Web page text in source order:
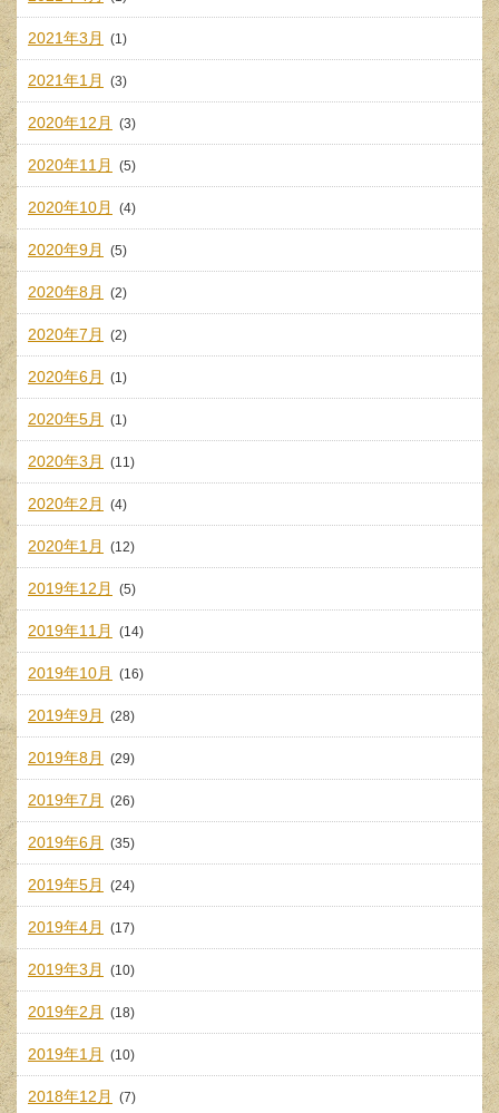
2021年3月 (1)
2021年1月 (3)
2020年12月 (3)
2020年11月 (5)
2020年10月 (4)
2020年9月 (5)
2020年8月 (2)
2020年7月 (2)
2020年6月 (1)
2020年5月 (1)
2020年3月 (11)
2020年2月 (4)
2020年1月 (12)
2019年12月 (5)
2019年11月 (14)
2019年10月 (16)
2019年9月 (28)
2019年8月 (29)
2019年7月 (26)
2019年6月 (35)
2019年5月 (24)
2019年4月 (17)
2019年3月 (10)
2019年2月 (18)
2019年1月 (10)
2018年12月 (7)